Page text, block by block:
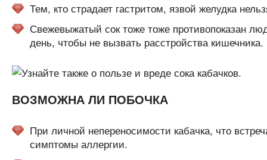
Тем, кто страдает гастритом, язвой желудка
Свежевыжатый сок тоже тоже противопоказан
день, чтобы не вызвать расстройства кишечника.
ВОЗМОЖНА ЛИ ПОБОЧКА
При личной непереносимости кабачка, что
симптомы аллергии.